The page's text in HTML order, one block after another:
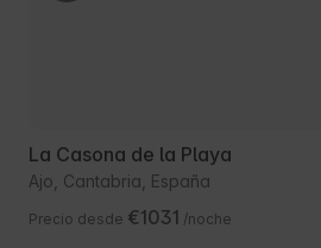
La Casona de la Playa
Ajo, Cantabria, España
Precio desde €1031 /noche